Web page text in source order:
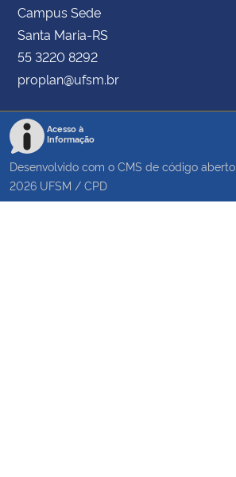
Campus Sede
Santa Maria-RS
55 3220 8292
proplan@ufsm.br
Acesso à
Informação
Desenvolvido com o CMS de código aberto
2026 UFSM / CPD